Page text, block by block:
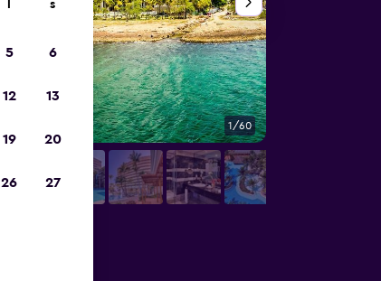
1/60
s
5 6
12 13
19 20
26 27